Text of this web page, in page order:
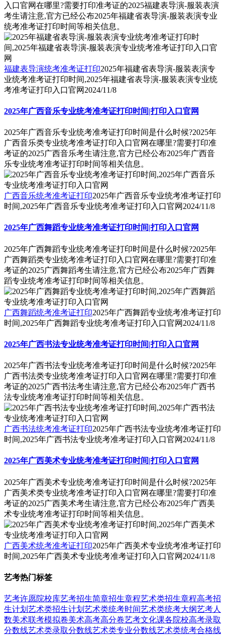
入口官网在哪里?需要打印准考证的2025福建表导演-服装表演
考生请注意,官方已经公布2025年福建省表导演-服装表演专业
统考准考证打印时间等相关信息。
福建表导演统考准考证打印2025年福建省表导演-服装表演专
业统考准考证打印时间,2025年福建省表导演-服装表演专业统
考准考证打印入口官网 2024/11/8
2025年广西音乐专业统考准考证打印时间|打印入口官网
2025年广西音乐专业统考准考证打印时间是什么时候?2025年
广西音乐类专业统考准考证打印入口官网在哪里?需要打印准
考证的2025广西音乐考生请注意,官方已经公布2025年广西音
乐专业统考准考证打印时间等相关信息。
广西音乐统考准考证打印2025年广西音乐专业统考准考证打印
时间,2025年广西音乐专业统考准考证打印入口官网 2024/11/8
2025年广西舞蹈专业统考准考证打印时间|打印入口官网
2025年广西舞蹈专业统考准考证打印时间是什么时候?2025年
广西舞蹈类专业统考准考证打印入口官网在哪里?需要打印准
考证的2025广西舞蹈考生请注意,官方已经公布2025年广西舞
蹈专业统考准考证打印时间等相关信息。
广西舞蹈统考准考证打印2025年广西舞蹈专业统考准考证打印
时间,2025年广西舞蹈专业统考准考证打印入口官网 2024/11/8
2025年广西书法专业统考准考证打印时间|打印入口官网
2025年广西书法专业统考准考证打印时间是什么时候?2025年
广西书法类专业统考准考证打印入口官网在哪里?需要打印准
考证的2025广西书法考生请注意,官方已经公布2025年广西书
法专业统考准考证打印时间等相关信息。
广西书法统考准考证打印2025年广西书法专业统考准考证打印
时间,2025年广西书法专业统考准考证打印入口官网 2024/11/8
2025年广西美术专业统考准考证打印时间|打印入口官网
2025年广西美术专业统考准考证打印时间是什么时候?2025年
广西美术类专业统考准考证打印入口官网在哪里?需要打印准
考证的2025广西美术考生请注意,官方已经公布2025年广西美
术专业统考准考证打印时间等相关信息。
广西美术统考准考证打印2025年广西美术专业统考准考证打印
时间,2025年广西美术专业统考准考证打印入口官网 2024/11/8
艺考热门标签
艺考许愿院校库艺考招生简章招生章程艺术类招生章程高考招
生计划 艺术类招生计划 艺术类统考时间艺术类统考大纲艺考人
数美术联考模拟卷美术高考高分卷艺考文化课各院校高考录取
分数线艺术类录取分数线艺术类专业分数线艺术类统考合格线